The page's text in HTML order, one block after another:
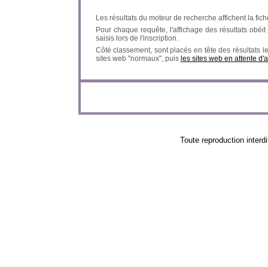
Les résultats du moteur de recherche affichent la
Pour chaque requête, l'affichage des résultats
saisis lors de l'inscription.
Côté classement, sont placés en tête des résultats
sites web "normaux", puis les sites web en attente
Toute reproduction